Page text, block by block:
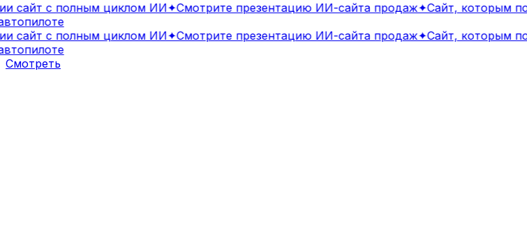
сайт с полным циклом ИИ✦Смотрите презентацию ИИ-сайта продаж✦Сайт, которым
сайт с полным циклом ИИ✦Смотрите презентацию ИИ-сайта продаж✦Сайт, которым
Смотреть